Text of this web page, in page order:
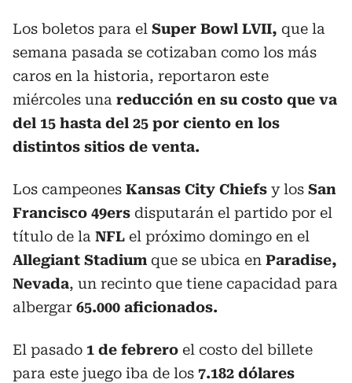
Los boletos para el Super Bowl LVII, que la
semana pasada se cotizaban como los más
caros en la historia, reportaron este
miércoles una reducción en su costo que va
del 15 hasta del 25 por ciento en los
distintos sitios de venta.
Los campeones Kansas City Chiefs y los San
Francisco 49ers disputarán el partido por el
título de la NFL el próximo domingo en el
Allegiant Stadium que se ubica en Paradise,
Nevada, un recinto que tiene capacidad para
albergar 65.000 aficionados.
El pasado 1 de febrero el costo del billete
para este juego iba de los 7.182 dólares